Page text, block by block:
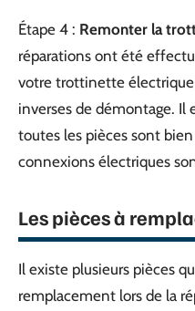
Étape 4 : Remonter la
réparations ont été
votre trottinette
inverses de démontage.
toutes les pièces sont
connexions électriques
Les pièces à
Il existe plusieurs pièces
remplacement lors de la